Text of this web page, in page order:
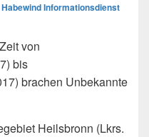
Habewind Informationsdienst
von
bis
brachen Unbekannte
Heilsbronn (Lkrs.